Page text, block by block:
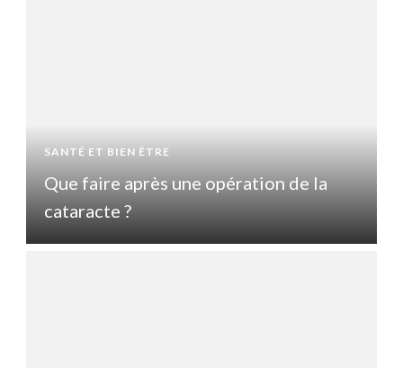
SANTÉ ET BIEN ÊTRE
Que faire après une opération de la
cataracte ?